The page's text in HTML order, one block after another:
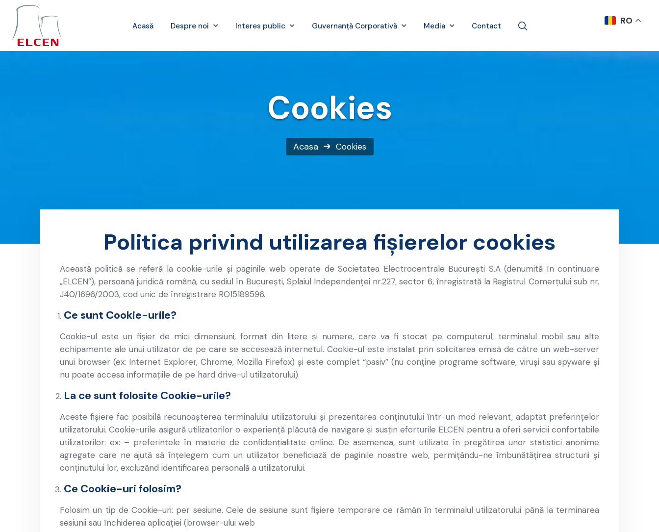
Acasă Despre noi Interes public Guvernanță Corporativă Media Contact
Cookies
Acasa Cookies
Politica privind utilizarea fișierelor cookies
Această politică se referă la cookie-urile și paginile web operate de Societatea Electrocentrale București S.A (denumită în continuare
„ELCEN”), persoană juridică română, cu sediul în București, Splaiul Independenței nr.227, sector 6, înregistrată la Registrul Comerțului sub nr.
J40/1696/2003, cod unic de înregistrare RO15189596.
Ce sunt Cookie-urile?
Cookie-ul este un fișier de mici dimensiuni, format din litere și numere, care va fi stocat pe computerul, terminalul mobil sau alte
echipamente ale unui utilizator de pe care se accesează internetul. Cookie-ul este instalat prin solicitarea emisă de către un web-server
unui browser (ex: Internet Explorer, Chrome, Mozilla Firefox) și este complet “pasiv” (nu conține programe software, viruși sau spyware și
nu poate accesa informațiile de pe hard drive-ul utilizatorului).
La ce sunt folosite Cookie-urile?
Aceste fișiere fac posibilă recunoașterea terminalului utilizatorului și prezentarea conținutului într-un mod relevant, adaptat preferințelor
utilizatorului. Cookie-urile asigură utilizatorilor o experiență plăcută de navigare și susțin eforturile ELCEN pentru a oferi servicii confortabile
utilizatorilor: ex: – preferințele în materie de confidențialitate online. De asemenea, sunt utilizate în pregătirea unor statistici anonime
agregate care ne ajută să înțelegem cum un utilizator beneficiază de paginile noastre web, permițându-ne îmbunătățirea structurii și
conținutului lor, excluzând identificarea personală a utilizatorului.
Ce Cookie-uri folosim?
Folosim un tip de Cookie-uri: per sesiune. Cele de sesiune sunt fișiere temporare ce rămân în terminalul utilizatorului până la terminarea
sesiunii sau închiderea aplicației (browser-ului web
RO